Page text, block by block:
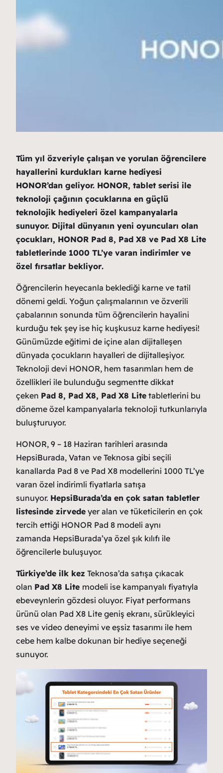
Tüm yıl özveriyle çalışan ve yorulan öğrencilere
hayallerini kurdukları karne hediyesi
HONOR’dan geliyor. HONOR, tablet serisi ile
teknoloji çağının çocuklarına en güçlü
teknolojik hediyeleri özel kampanyalarla
sunuyor. Dijital dünyanın yeni oyuncuları olan
çocukları, HONOR Pad 8, Pad X8 ve Pad X8 Lite
tabletlerinde 1000 TL’ye varan indirimler ve
özel fırsatlar bekliyor.
Öğrencilerin heyecanla beklediği karne ve tatil
dönemi geldi. Yoğun çalışmalarının ve özverili
çabalarının sonunda tüm öğrencilerin hayalini
kurduğu tek şey ise hiç kuşkusuz karne hediyesi!
Günümüzde eğitimi de içine alan dijitalleşen
dünyada çocukların hayalleri de dijitalleşiyor.
Teknoloji devi HONOR, hem tasarımları hem de
özellikleri ile bulunduğu segmentte dikkat
çeken Pad 8, Pad X8, Pad X8 Lite tabletlerini bu
döneme özel kampanyalarla teknoloji tutkunlarıyla
buluşturuyor.
HONOR, 9 – 18 Haziran tarihleri arasında
HepsiBurada, Vatan ve Teknosa gibi seçili
kanallarda Pad 8 ve Pad X8 modellerini 1000 TL’ye
varan özel indirimli fiyatlarla satışa
sunuyor. HepsiBurada’da en çok satan tabletler
listesinde zirvede yer alan ve tüketicilerin en çok
tercih ettiği HONOR Pad 8 modeli aynı
zamanda HepsiBurada’ya özel şık kılıfı ile
öğrencilerle buluşuyor.
Türkiye’de ilk kez Teknosa’da satışa çıkacak
olan Pad X8 Lite modeli ise kampanyalı fiyatıyla
ebeveynlerin gözdesi oluyor. Fiyat performans
ürünü olan Pad X8 Lite geniş ekranı, sürükleyici
ses ve video deneyimi ve eşsiz tasarımı ile hem
cebe hem kalbe dokunan bir hediye seçeneği
sunuyor.